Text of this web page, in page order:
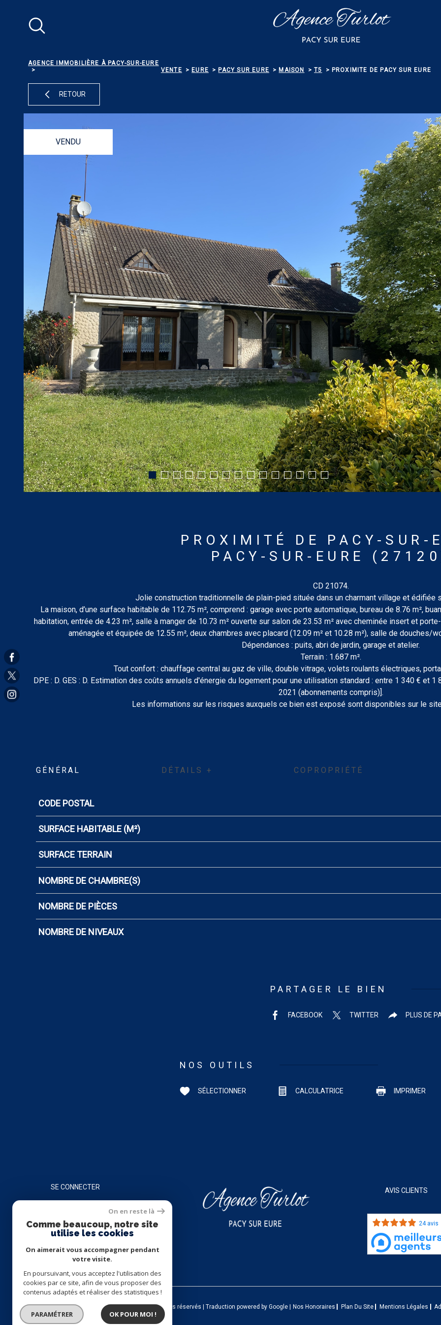
AGENCE IMMOBILIÈRE À PACY-SUR-EURE
VENTE
EURE PACY SUR EURE MAISON T5 PROXIMITE DE PACY SUR EURE
RETOUR
VENDU
PROXIMITÉ DE PACY-SUR-
PACY-SUR-EURE
CD 21074.
Jolie construction traditionnelle de plain-pied située dans un charmant village et édifiée
La maison, d’une surface habitable de 112.75 m², comprend : garage avec porte automatique, bureau de 8.76 m²,
habitation, entrée de 4.23 m², salle à manger de 10.73 m² ouverte sur salon de 23.53 m² avec cheminée insert et
aménagée et équipée de 12.55 m², deux chambres avec placard (12.09 m² et 10.28 m²), salle de douches/
Dépendances : puits, abri de jardin, garage et atelier.
Terrain : 1.687 m².
Tout confort : chauffage central au gaz de ville, double vitrage, volets roulants électriques,
DPE : D. GES : D. Estimation des coûts annuels d'énergie du logement pour une utilisation standard : entre 1 340 € et
2021 (abonnements compris)].
Les informations sur les risques auxquels ce bien est exposé sont disponibles sur le
GÉNÉRAL DÉTAILS + COPROPRIÉTÉ
Caractérisque Valeurs
CODE POSTAL
SURFACE HABITABLE (M²)
SURFACE TERRAIN
NOMBRE DE CHAMBRE(S)
NOMBRE DE PIÈCES
NOMBRE DE NIVEAUX
PARTAGER LE BIEN
FACEBOOK TWITTER PLUS DE
NOS OUTILS
SÉLECTIONNER CALCULATRICE IMPRIMER
SE CONNECTER
ESPACE PROPRIÉTAIRE
AVIS CLIENTS
24 avis
© 2026 | Tous droits réservés | Traduction powered by Google | Nos Honoraires Plan Du Site Mentions Légales
On en reste là
Comme beaucoup, notre site
utilise les cookies
On aimerait vous accompagner pendant
votre visite.
En poursuivant, vous acceptez l'utilisation des
cookies par ce site, afin de vous proposer des
contenus adaptés et réaliser des statistiques !
PARAMÉTRER OK POUR MOI !